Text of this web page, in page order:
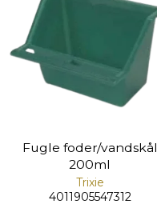
Fugle foder/vandskål
200ml
Trixie
4011905547312